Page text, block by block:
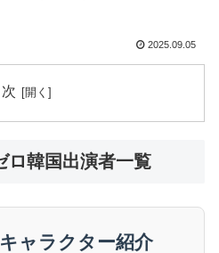
2025.09.05
次
ロ韓国出演者一覧
ャラクター紹介